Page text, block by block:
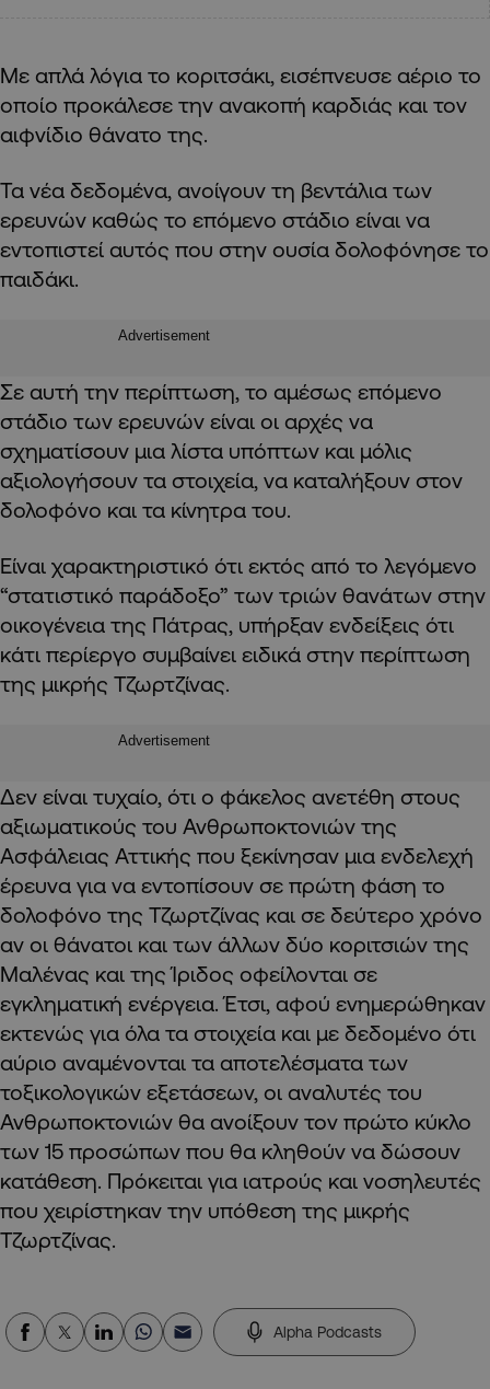
Με απλά λόγια το κοριτσάκι, εισέπνευσε αέριο το
οποίο προκάλεσε την ανακοπή καρδιάς και τον
αιφνίδιο θάνατο της.
Τα νέα δεδομένα, ανοίγουν τη βεντάλια των
ερευνών καθώς το επόμενο στάδιο είναι να
εντοπιστεί αυτός που στην ουσία δολοφόνησε το
παιδάκι.
Advertisement
Σε αυτή την περίπτωση, το αμέσως επόμενο
στάδιο των ερευνών είναι οι αρχές να
σχηματίσουν μια λίστα υπόπτων και μόλις
αξιολογήσουν τα στοιχεία, να καταλήξουν στον
δολοφόνο και τα κίνητρα του.
Είναι χαρακτηριστικό ότι εκτός από το λεγόμενο
“στατιστικό παράδοξο” των τριών θανάτων στην
οικογένεια της Πάτρας, υπήρξαν ενδείξεις ότι
κάτι περίεργο συμβαίνει ειδικά στην περίπτωση
της μικρής Τζωρτζίνας.
Advertisement
Δεν είναι τυχαίο, ότι ο φάκελος ανετέθη στους
αξιωματικούς του Ανθρωποκτονιών της
Ασφάλειας Αττικής που ξεκίνησαν μια ενδελεχή
έρευνα για να εντοπίσουν σε πρώτη φάση το
δολοφόνο της Τζωρτζίνας και σε δεύτερο χρόνο
αν οι θάνατοι και των άλλων δύο κοριτσιών της
Μαλένας και της Ίριδος οφείλονται σε
εγκληματική ενέργεια. Έτσι, αφού ενημερώθηκαν
εκτενώς για όλα τα στοιχεία και με δεδομένο ότι
αύριο αναμένονται τα αποτελέσματα των
τοξικολογικών εξετάσεων, οι αναλυτές του
Ανθρωποκτονιών θα ανοίξουν τον πρώτο κύκλο
των 15 προσώπων που θα κληθούν να δώσουν
κατάθεση. Πρόκειται για ιατρούς και νοσηλευτές
που χειρίστηκαν την υπόθεση της μικρής
Τζωρτζίνας.
Alpha Podcasts